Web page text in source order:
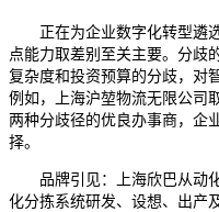
正在为企业数字化转型遴选
点能力取差别至关主要。分歧
复杂度和投资预算的分歧，对
例如，上海沪堃物流无限公司
两种分歧径的优良办事商，企
择。
品牌引见：上海欣巴从动化
化分拣系统研发、设想、出产